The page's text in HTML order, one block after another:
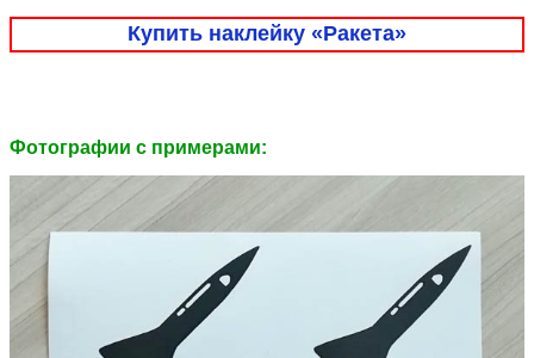
Купить наклейку «Ракета»
Фотографии c примерами: